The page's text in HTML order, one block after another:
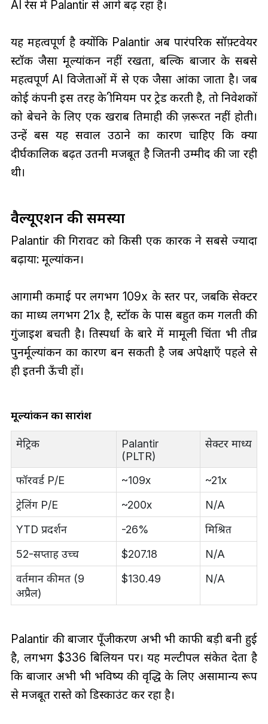
AI रेस में Palantir से आगे बढ़ रहा है।
यह महत्वपूर्ण है क्योंकि Palantir अब पारंपरिक सॉफ़्टवेयर
स्टॉक जैसा मूल्यांकन नहीं रखता, बल्कि बाजार के सबसे
महत्वपूर्ण AI विजेताओं में से एक जैसा आंका जाता है। जब
कोई कंपनी इस तरह के प्रीमियम पर ट्रेड करती है, तो निवेशकों
को बेचने के लिए एक खराब तिमाही की ज़रूरत नहीं होती।
उन्हें बस यह सवाल उठाने का कारण चाहिए कि क्या
दीर्घकालिक बढ़त उतनी मजबूत है जितनी उम्मीद की जा रही
थी।
वैल्यूएशन की समस्या
Palantir की गिरावट को किसी एक कारक ने सबसे ज्यादा
बढ़ाया: मूल्यांकन।
आगामी कमाई पर लगभग 109x के स्तर पर, जबकि सेक्टर
का माध्य लगभग 21x है, स्टॉक के पास बहुत कम गलती की
गुंजाइश बचती है। प्रतिस्पर्धा के बारे में मामूली चिंता भी तीव्र
पुनर्मूल्यांकन का कारण बन सकती है जब अपेक्षाएँ पहले से
ही इतनी ऊँची हों।
मूल्यांकन का सारांश
मेट्रिक
Palantir
(PLTR)
सेक्टर माध्य
फॉरवर्ड P/E ~109x
~21x
ट्रेलिंग P/E
~200x
N/A
YTD प्रदर्शन
-26%
मिश्रित
52-सप्ताह उच्च
$207.18
N/A
वर्तमान कीमत (9
अप्रैल)
$130.49 N/A
Palantir की बाजार पूँजीकरण अभी भी काफी बड़ी बनी हुई
है, लगभग $336 बिलियन पर। यह मल्टीपल संकेत देता है
कि बाजार अभी भी भविष्य की वृद्धि के लिए असामान्य रूप
से मजबूत रास्ते को डिस्काउंट कर रहा है।